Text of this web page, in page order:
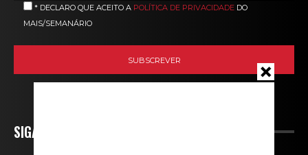
* DECLARO QUE ACEITO A POLÍTICA DE PRIVACIDADE DO
MAIS/SEMANÁRIO
SIGA-NOS